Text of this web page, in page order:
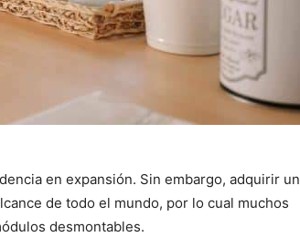
en expansión. Sin embargo, adquirir un
de todo el mundo, por lo cual muchos
desmontables.